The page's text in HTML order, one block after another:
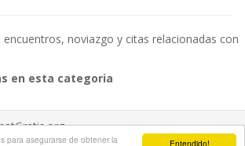
Entendido!
para asegurarse de obtener la
encuentros, noviazgo y citas relacionadas con
en esta categoria